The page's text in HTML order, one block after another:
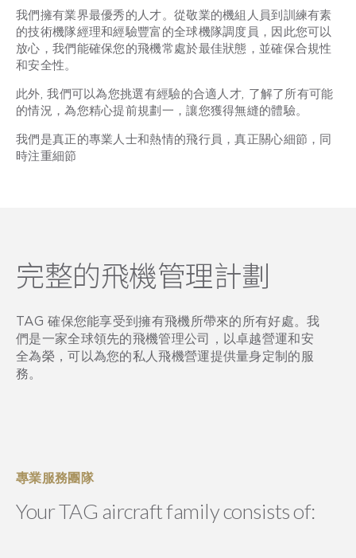
我們擁有業界最優秀的人才。從敬業的機組人員到訓練有素
的技術機隊經理和經驗豐富的全球機隊調度員，因此您可以
放心，我們能確保您的飛機常處於最佳狀態，並確保合規性
和安全性。
此外, 我們可以為您挑選有經驗的合適人才, 了解了所有可能
的情況，為您精心提前規劃一，讓您獲得無縫的體驗。
我們是真正的專業人士和熱情的飛行員，真正關心細節，同
時注重細節
完整的飛機管理計劃
TAG 確保您能享受到擁有飛機所帶來的所有好處。我
們是一家全球領先的飛機管理公司，以卓越營運和安
全為榮，可以為您的私人飛機營運提供量身定制的服
務。
專業服務團隊
Your TAG aircraft family consists of: